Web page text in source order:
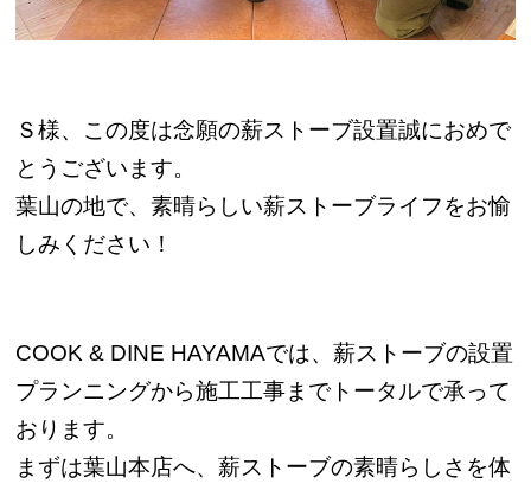
Ｓ様、この度は念願の薪ストーブ設置誠におめで
とうございます。
葉山の地で、素晴らしい薪ストーブライフをお愉
しみください！
COOK & DINE HAYAMAでは、薪ストーブの設置
プランニングから施工工事までトータルで承って
おります。
まずは葉山本店へ、薪ストーブの素晴らしさを体